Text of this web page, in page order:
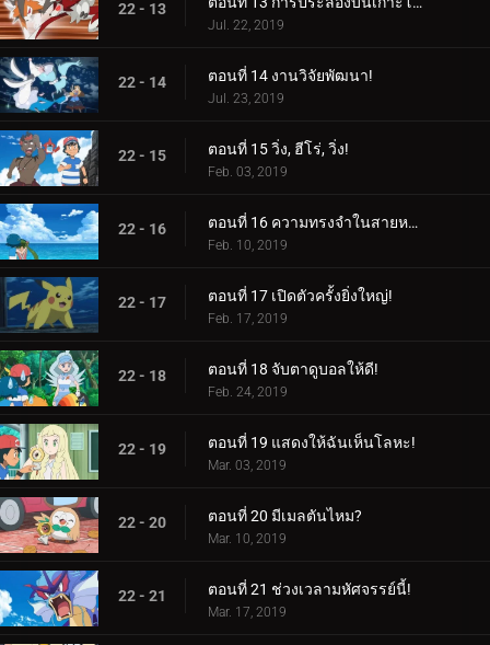
22 - 13
Jul. 22, 2019
22 - 14 ตอนที่ 14 งานวิจัยพัฒนา!
Jul. 23, 2019
22 - 15 ตอนที่ 15 วิ่ง, ฮีโร่, วิ่ง!
Feb. 03, 2019
22 - 16 ตอนที่ 16 ความทรงจำในสายหมอก!
Feb. 10, 2019
22 - 17 ตอนที่ 17 เปิดตัวครั้งยิ่งใหญ่!
Feb. 17, 2019
22 - 18 ตอนที่ 18 จับตาดูบอลให้ดี!
Feb. 24, 2019
22 - 19 ตอนที่ 19 แสดงให้ฉันเห็นโลหะ!
Mar. 03, 2019
22 - 20 ตอนที่ 20 มีเมลตันไหม?
Mar. 10, 2019
22 - 21 ตอนที่ 21 ช่วงเวลามหัศจรรย์นี้!
Mar. 17, 2019